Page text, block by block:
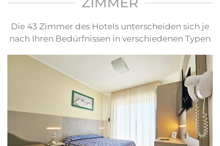
Die 43 Zimmer des Hotels unterscheiden sich je
nach Ihren Bedürfnissen in verschiedenen Typen